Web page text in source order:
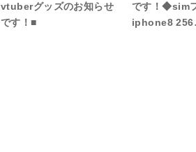
vtuberグッズのお知らせ
です！■
です！◆sim
iphone8